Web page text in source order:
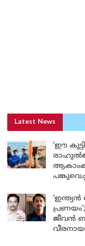
Latest News
‘ഈ
ജീവൻ